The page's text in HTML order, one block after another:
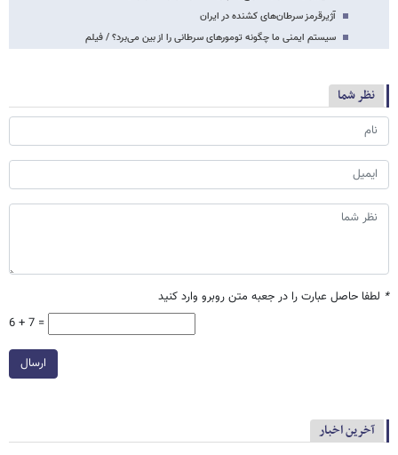
آژیرقرمز سرطان‌های کشنده در ایران
سیستم ایمنی ما چگونه تومورهای سرطانی را از بین می‌برد؟ / فیلم
نظر شما
* لطفا حاصل عبارت را در جعبه متن روبرو وارد کنید
6 + 7 =
ارسال
آخرین اخبار